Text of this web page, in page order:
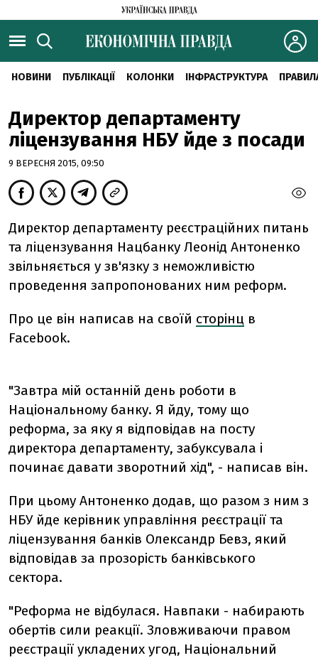
НОВИНИ ПУБЛІКАЦІЇ КОЛОНКИ ІНФРАСТРУКТУРА
Директор департаменту
ліцензування НБУ йде з посади
9 ВЕРЕСНЯ 2015, 09:50
Директор департаменту реєстраційних питань
та ліцензування Нацбанку Леонід Антоненко
звільняється у зв'язку з неможливістю
проведення запропонованих ним реформ.
Про це він написав на своїй сторінц в
Facebook.
"Завтра мій останній день роботи в
Національному банку. Я йду, тому що
реформа, за яку я відповідав на посту
директора департаменту, забуксувала і
починає давати зворотний хід", - написав він.
При цьому Антоненко додав, що разом з ним з
НБУ йде керівник управління реєстрації та
ліцензування банків Олександр Бевз, який
відповідав за прозорість банківського
сектора.
"Реформа не відбулася. Навпаки - набирають
обертів сили реакції. Зловживаючи правом
реєстрації укладених угод, Національний